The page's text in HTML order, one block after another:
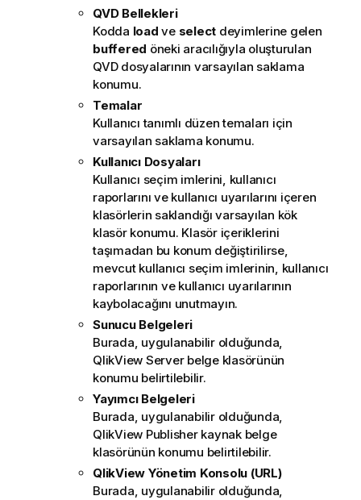
QVD Bellekleri
Kodda load ve select deyimlerine gelen
buffered öneki aracılığıyla oluşturulan
QVD dosyalarının varsayılan saklama
konumu.
Temalar
Kullanıcı tanımlı düzen temaları için
varsayılan saklama konumu.
Kullanıcı Dosyaları
Kullanıcı seçim imlerini, kullanıcı
raporlarını ve kullanıcı uyarılarını içeren
klasörlerin saklandığı varsayılan kök
klasör konumu. Klasör içeriklerini
taşımadan bu konum değiştirilirse,
mevcut kullanıcı seçim imlerinin, kullanıcı
raporlarının ve kullanıcı uyarılarının
kaybolacağını unutmayın.
Sunucu Belgeleri
Burada, uygulanabilir olduğunda,
QlikView Server belge klasörünün
konumu belirtilebilir.
Yayımcı Belgeleri
Burada, uygulanabilir olduğunda,
QlikView Publisher kaynak belge
klasörünün konumu belirtilebilir.
QlikView Yönetim Konsolu (URL)
Burada, uygulanabilir olduğunda,